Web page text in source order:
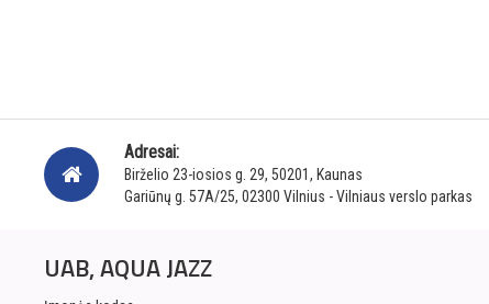
Adresai:
Birželio 23-iosios g. 29, 50201, Kaunas
Gariūnų g. 57A/25, 02300 Vilnius - Vilniaus verslo parkas
UAB, AQUA JAZZ